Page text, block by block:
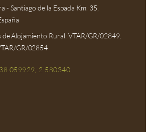
- Santiago de la Espada Km. 35,
Alojamiento Rural: VTAR/GR/02849,
GR/02854
2.580340